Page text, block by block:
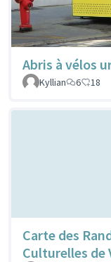
Abris à vélos
Kyllian
6 18
Carte des
Culturelles de